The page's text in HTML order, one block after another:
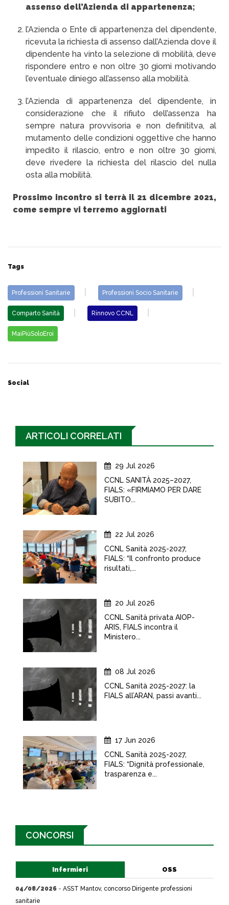
assenso dell’Azienda di appartenenza;
l’Azienda o Ente di appartenenza del dipendente,
ricevuta la richiesta di assenso dall’Azienda dove il
dipendente ha vinto la selezione di mobilità, deve
rispondere entro e non oltre 30 giorni motivando
l’eventuale diniego all’assenso alla mobilità.
l’Azienda di appartenenza del dipendente, in
considerazione che il rifiuto dell’assenza ha
sempre natura provvisoria e non definititva, al
mutamento delle condizioni oggettive che hanno
impedito il rilascio, entro e non oltre 30 giorni,
deve rivedere la richiesta del rilascio del nulla
osta alla mobilità.
Prossimo incontro si terrà il 21 dicembre 2021,
come sempre vi terremo aggiornati
Tags
Professioni Sanitarie Professioni Socio Sanitarie
Comparto Sanità Rinnovo CCNL
MaiPiùSoloEroi
Social
ARTICOLI CORRELATI
29 Jul 2026
CCNL SANITÀ 2025–2027,
FIALS: «FIRMIAMO PER DARE
SUBITO...
22 Jul 2026
CCNL Sanità 2025-2027,
FIALS: “Il confronto produce
risultati,...
20 Jul 2026
CCNL Sanità privata AIOP-
ARIS, FIALS incontra il
Ministero...
08 Jul 2026
CCNL Sanità 2025-2027: la
FIALS all’ARAN, passi avanti...
17 Jun 2026
CCNL Sanità 2025-2027,
FIALS: “Dignità professionale,
trasparenza e...
CONCORSI
Infermieri OSS
04/08/2026 - ASST Mantov, concorso Dirigente professioni
sanitarie